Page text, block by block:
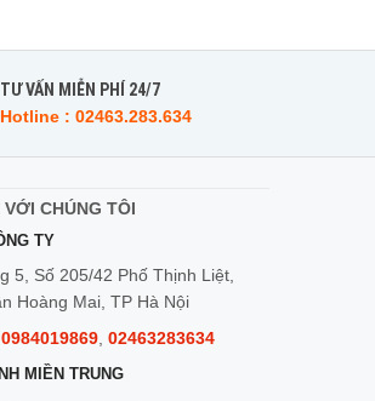
TƯ VẤN MIỄN PHÍ 24/7
Hotline : 02463.283.634
VỚI CHÚNG TÔI
TY
5, Số 205/42 Phố Thịnh Liệt,
Hoàng Mai, TP Hà Nội
0984019869, 02463283634
MIỀN TRUNG